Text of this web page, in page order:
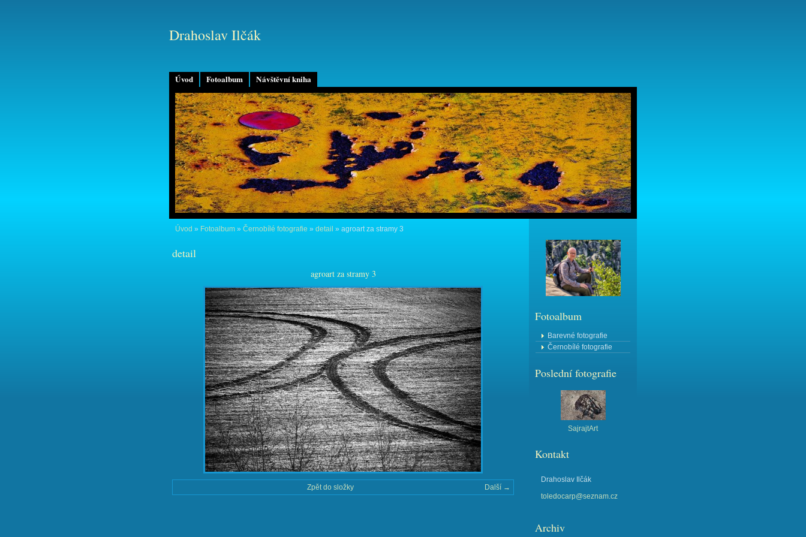
Úvod Fotoalbum Návštěvní kniha
Drahoslav Ilčák
Úvod » Fotoalbum » Černobílé fotografie » detail » agroart za stramy 3
detail
agroart za stramy 3
Další →
Zpět do složky
Fotoalbum
Barevné fotografie
Černobílé fotografie
Poslední fotografie
SajrajtArt
Kontakt
Drahoslav Ilčák
toledocarp@seznam.cz
Archiv